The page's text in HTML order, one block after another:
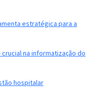
estratégica para a
na informatização do
hospitalar